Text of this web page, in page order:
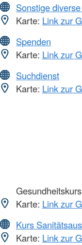
Sonstige
Karte: Link zur
Spenden
Karte: Link zur
Suchdienst
Karte: Link zur
Karte: Link zur
Kurs
Karte: Link zur